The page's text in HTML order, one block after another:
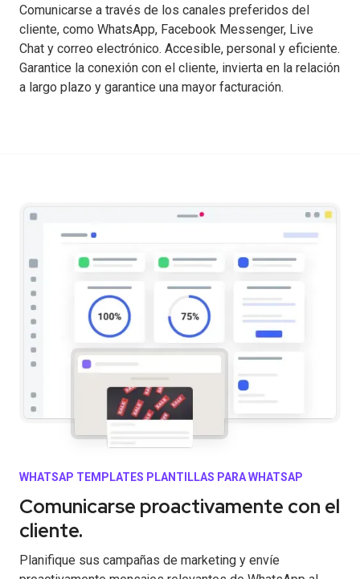
Comunicarse a través de los canales preferidos del
cliente, como WhatsApp, Facebook Messenger, Live
Chat y correo electrónico. Accesible, personal y eficiente.
Garantice la conexión con el cliente, invierta en la relación
a largo plazo y garantice una mayor facturación.
WHATSAP TEMPLATES PLANTILLAS PARA WHATSAP
Comunicarse proactivamente con el
cliente.
Planifique sus campañas de marketing y envíe